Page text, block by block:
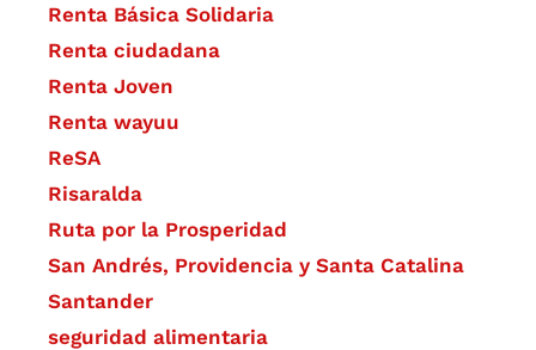
Renta Básica Solidaria
Renta ciudadana
Renta Joven
Renta wayuu
ReSA
Risaralda
Ruta por la Prosperidad
San Andrés, Providencia y Santa Catalina
Santander
seguridad alimentaria